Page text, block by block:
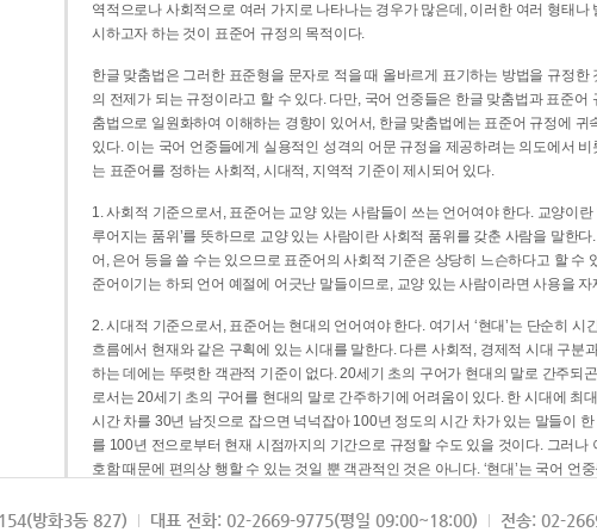
역적으로나 사회적으로 여러 가지로 나타나는 경우가 많은데, 이러한 여러 형태나
시하고자 하는 것이 표준어 규정의 목적이다.
한글 맞춤법은 그러한 표준형을 문자로 적을 때 올바르게 표기하는 방법을 규정한
의 전제가 되는 규정이라고 할 수 있다. 다만, 국어 언중들은 한글 맞춤법과 표준어
춤법으로 일원화하여 이해하는 경향이 있어서, 한글 맞춤법에는 표준어 규정에 귀
있다. 이는 국어 언중들에게 실용적인 성격의 어문 규정을 제공하려는 의도에서
는 표준어를 정하는 사회적, 시대적, 지역적 기준이 제시되어 있다.
1. 사회적 기준으로서, 표준어는 교양 있는 사람들이 쓰는 언어여야 한다. 교양이란
루어지는 품위’를 뜻하므로 교양 있는 사람이란 사회적 품위를 갖춘 사람을 말한
어, 은어 등을 쓸 수는 있으므로 표준어의 사회적 기준은 상당히 느슨하다고 할 수
준어이기는 하되 언어 예절에 어긋난 말들이므로, 교양 있는 사람이라면 사용을
2. 시대적 기준으로서, 표준어는 현대의 언어여야 한다. 여기서 ‘현대’는 단순히 시
흐름에서 현재와 같은 구획에 있는 시대를 말한다. 다른 사회적, 경제적 시대 구분
하는 데에는 뚜렷한 객관적 기준이 없다. 20세기 초의 구어가 현대의 말로 간주되
로서는 20세기 초의 구어를 현대의 말로 간주하기에 어려움이 있다. 한 시대에 최
시간 차를 30년 남짓으로 잡으면 넉넉잡아 100년 정도의 시간 차가 있는 말들이
를 100년 전으로부터 현재 시점까지의 기간으로 규정할 수도 있을 것이다. 그러나
호함 때문에 편의상 행할 수 있는 것일 뿐 객관적인 것은 아니다. ‘현대’는 국어 언
3. 지역적 기준으로서, 표준어는 서울말이어야 한다. 이는 표준어의 공용어적 성
방화3동 827) 대표 전화: 02-2669-9775(평일 09:00~18:00) 전송: 02-